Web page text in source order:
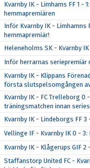
Kvarnby IK - Limhams FF 1 -
hemmapremiären
Inför Kvarnby IK - Limhamns
hemmapremiär!
Heleneholms SK - Kvarnby
Inför herrarnas seriepremiär
Kvarnby IK - Klippans
första slutspelsomgången
Kvarnby IK - FC Trelleborg 0
träningsmatchen innan
Kvarnby IK - Lindeborgs FF
Vellinge IF - Kvarnby IK 0 -
Kvarnby IK - Klågerups GIF
Staffanstorp United FC -